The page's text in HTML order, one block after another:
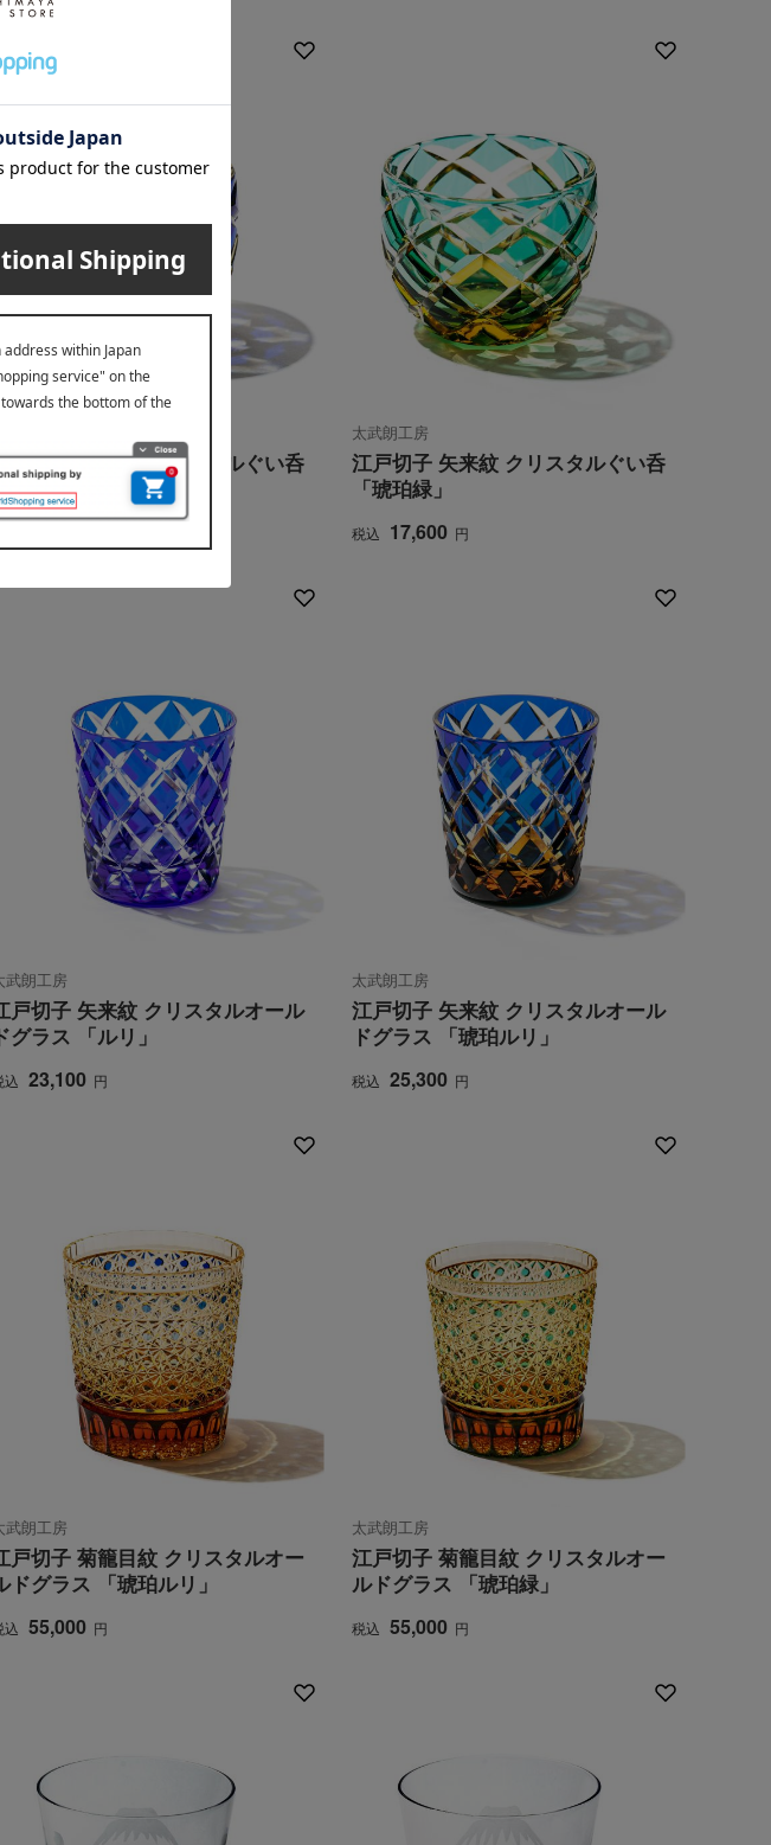
武朗工房
戸切子 矢来紋 クリスタルぐい呑
琥珀ルリ」
太武朗工房
江戸切子 矢来紋 クリスタルぐい呑
「琥珀緑」
税込 17,600 円
武朗工房
戸切子 矢来紋 クリスタルオール
グラス 「ルリ」
込 23,100 円
太武朗工房
江戸切子 矢来紋 クリスタルオール
ドグラス 「琥珀ルリ」
税込 25,300 円
武朗工房
戸切子 菊籠目紋 クリスタルオー
ドグラス 「琥珀ルリ」
込 55,000 円
太武朗工房
江戸切子 菊籠目紋 クリスタルオー
ルドグラス 「琥珀緑」
税込 55,000 円